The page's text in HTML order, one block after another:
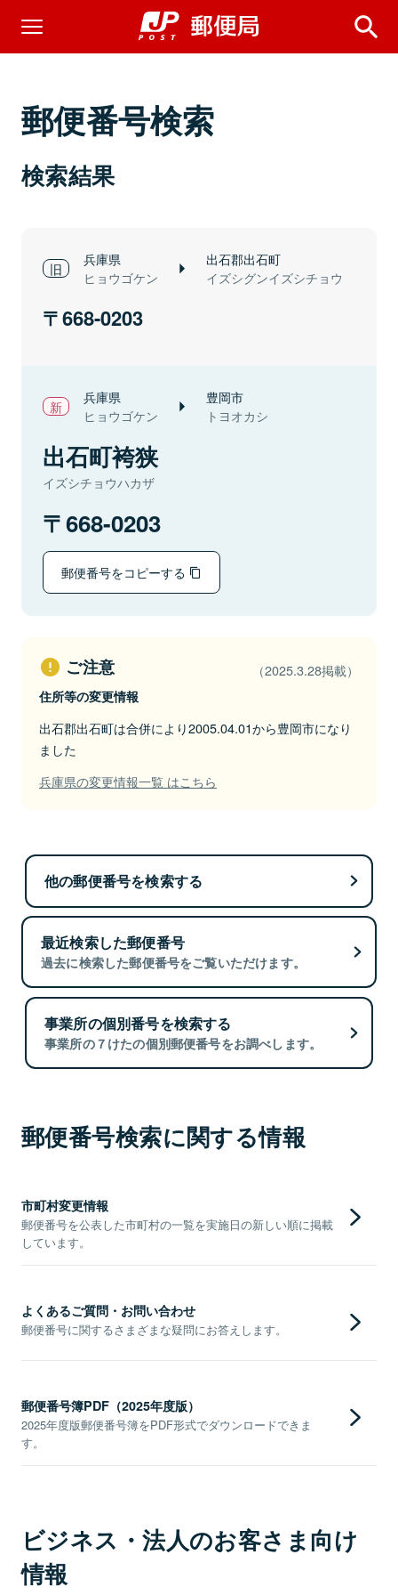
郵便番号検索
検索結果
兵庫県
ヒョウゴケン
出石郡出石町
イズシグンイズシチョウ
668-0203
兵庫県
ヒョウゴケン
豊岡市
トヨオカシ
出石町袴狭
イズシチョウハカザ
668-0203
郵便番号をコピーする
ご注意 （2025.3.28掲載）
住所等の変更情報
出石郡出石町は合併により2005.04.01から豊岡市になり
ました
兵庫県の変更情報一覧 はこちら
他の郵便番号を検索する
最近検索した郵便番号
過去に検索した郵便番号をご覧いただけます。
事業所の個別番号を検索する
事業所の７けたの個別郵便番号をお調べします。
郵便番号検索に関する情報
市町村変更情報
郵便番号を公表した市町村の一覧を実施日の新しい順に掲載
しています。
よくあるご質問・お問い合わせ
郵便番号に関するさまざまな疑問にお答えします。
郵便番号簿PDF（2025年度版）
2025年度版郵便番号簿をPDF形式でダウンロードできま
す。
ビジネス・法人のお客さま向け
情報